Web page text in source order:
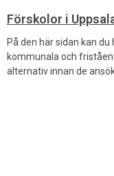
Förskolor i
På den här sidan kan
kommunala och
alternativ innan de